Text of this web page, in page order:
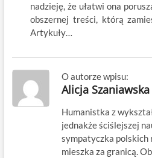
nadzieję, że ułatwi ona
obszernej treści, którą
Artykuły…
O autorze wpisu:
Alicja Szaniawska
Humanistka z
jednakże ściślejszej
sympatyczka polskich
mieszka za granicą.